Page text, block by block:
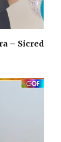
– Sicred